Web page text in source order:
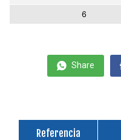
6
Share
Referencia